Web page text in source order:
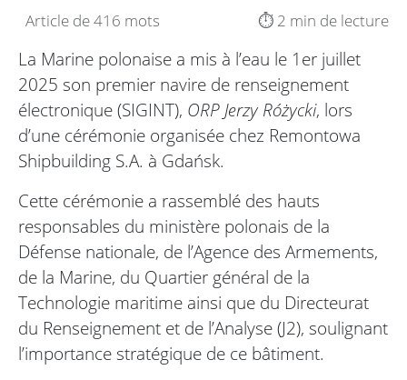
Article de 416 mots ⏱️ 2 min de lecture
La Marine polonaise a mis à l’eau le 1er juillet
2025 son premier navire de renseignement
électronique (SIGINT), ORP Jerzy Różycki, lors
d’une cérémonie organisée chez Remontowa
Shipbuilding S.A. à Gdańsk.
Cette cérémonie a rassemblé des hauts
responsables du ministère polonais de la
Défense nationale, de l’Agence des Armements,
de la Marine, du Quartier général de la
Technologie maritime ainsi que du Directeurat
du Renseignement et de l’Analyse (J2), soulignant
l’importance stratégique de ce bâtiment.